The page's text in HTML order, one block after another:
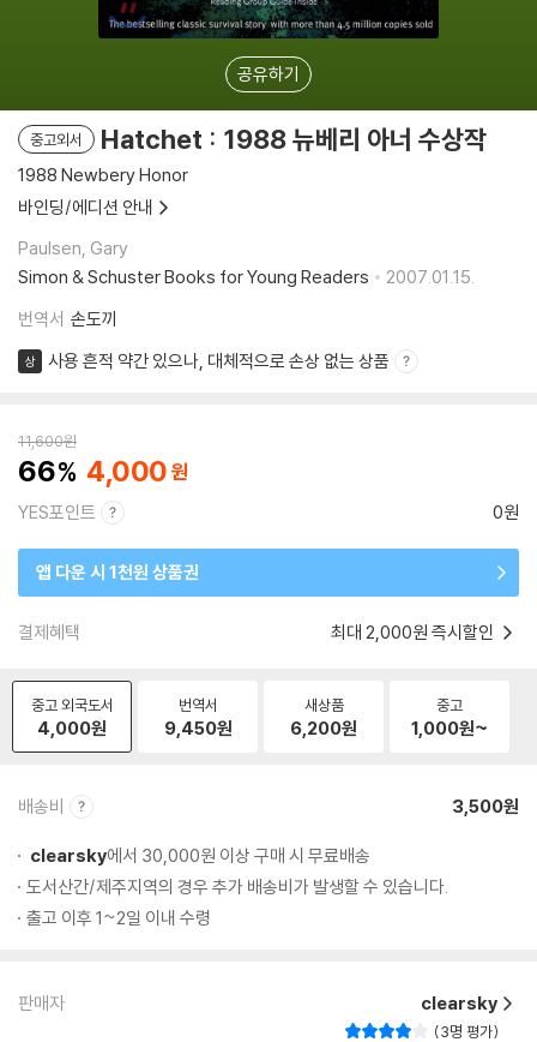
공유하기
중고외서 Hatchet : 1988 뉴베리 아너 수상작
1988 Newbery Honor
바인딩/에디션 안내
Paulsen, Gary
Simon & Schuster Books for Young Readers
2007.01.15.
번역서 손도끼
상 사용 흔적 약간 있으나, 대체적으로 손상 없는 상품
11,600원
66 4,000
YES포인트 0원
앱 다운 시 1천원 상품권
결제혜택 최대 2,000원 즉시할인
중고 외국도서
4,000원
번역서
9,450원
새상품
6,200원
중고
1,000원~
배송비 3,500원
clearsky에서 30,000원 이상 구매 시 무료배송
도서산간/제주지역의 경우 추가 배송비가 발생할 수 있습니다.
출고 이후 1~2일 이내 수령
판매자 clearsky
3명 평가